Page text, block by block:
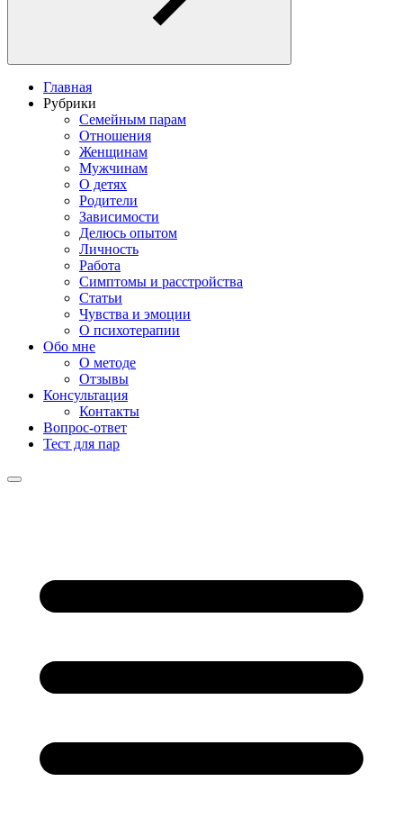
Главная
Рубрики
Семейным парам
Отношения
Женщинам
Мужчинам
О детях
Родители
Зависимости
Делюсь опытом
Личность
Работа
Симптомы и расстройства
Статьи
Чувства и эмоции
О психотерапии
Обо мне
О методе
Отзывы
Консультация
Контакты
Вопрос-ответ
Тест для пар